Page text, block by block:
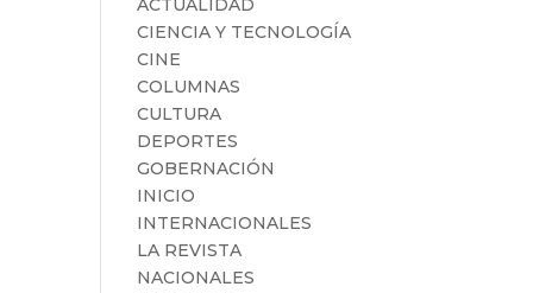
ACTUALIDAD
CIENCIA Y TECNOLOGÍA
CINE
COLUMNAS
CULTURA
DEPORTES
GOBERNACIÓN
INICIO
INTERNACIONALES
LA REVISTA
NACIONALES